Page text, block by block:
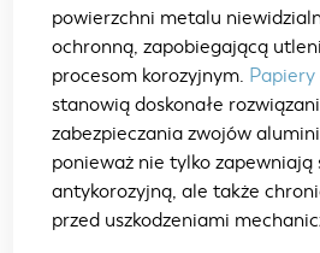
powierzchni metalu
ochronną, zapobiegającą
procesom korozyjnym.
Papiery
stanowią doskonałe
zabezpieczania zwojów
ponieważ nie tylko zapewniają
antykorozyjną, ale także
przed uszkodzeniami